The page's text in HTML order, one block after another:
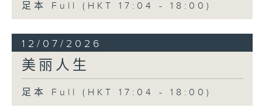
足本 Full (HKT 17:04 - 18:00)
12/07/2026
美丽人生
足本 Full (HKT 17:04 - 18:00)